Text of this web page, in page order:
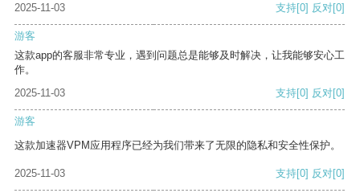
2025-11-03
支持[0] 反对[0]
游客
这款app的客服非常专业，遇到问题总是能够及时解决，让我能够安心工
作。
2025-11-03
支持[0] 反对[0]
游客
这款加速器VPM应用程序已经为我们带来了无限的隐私和安全性保护。
2025-11-03 支持[0] 反对[0]